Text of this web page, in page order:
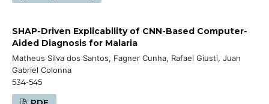
SHAP-Driven Explicability of CNN-Based Computer-
Aided Diagnosis for Malaria
Matheus Silva dos Santos, Fagner Cunha, Rafael Giusti, Juan
Gabriel Colonna
534-545
PDF